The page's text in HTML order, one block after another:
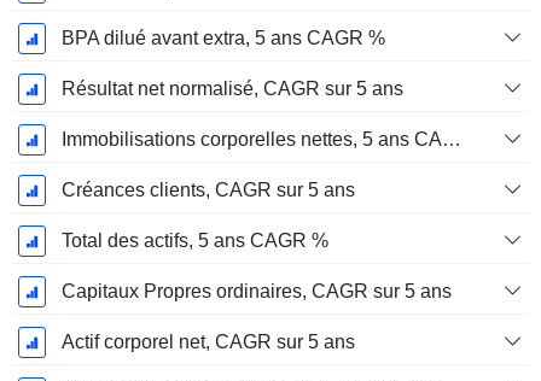
BPA dilué avant extra, 5 ans CAGR %
Résultat net normalisé, CAGR sur 5 ans
Immobilisations corporelles nettes, 5 ans CAGR %
Créances clients, CAGR sur 5 ans
Total des actifs, 5 ans CAGR %
Capitaux Propres ordinaires, CAGR sur 5 ans
Actif corporel net, CAGR sur 5 ans